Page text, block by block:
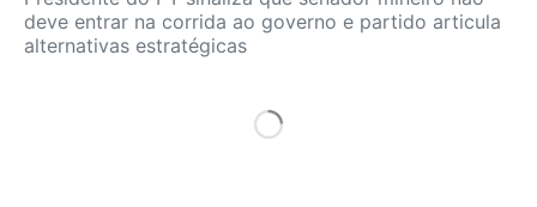
deve entrar na corrida ao governo e partido articula
alternativas estratégicas